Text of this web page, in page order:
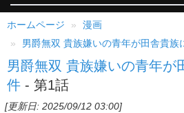
ホームページ
漫画
男爵無双 貴族嫌いの青年が田舎貴族
男爵無双 貴族嫌いの青年が
件 - 第1話
[更新日: 2025/09/12 03:00]